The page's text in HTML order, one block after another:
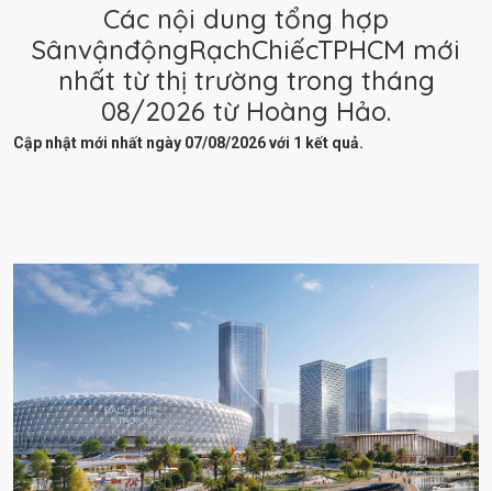
Các nội dung tổng hợp
SânvậnđộngRạchChiếcTPHCM mới
nhất từ thị trường trong tháng
08/2026 từ Hoàng Hảo.
Cập nhật mới nhất ngày 07/08/2026 với 1 kết quả.